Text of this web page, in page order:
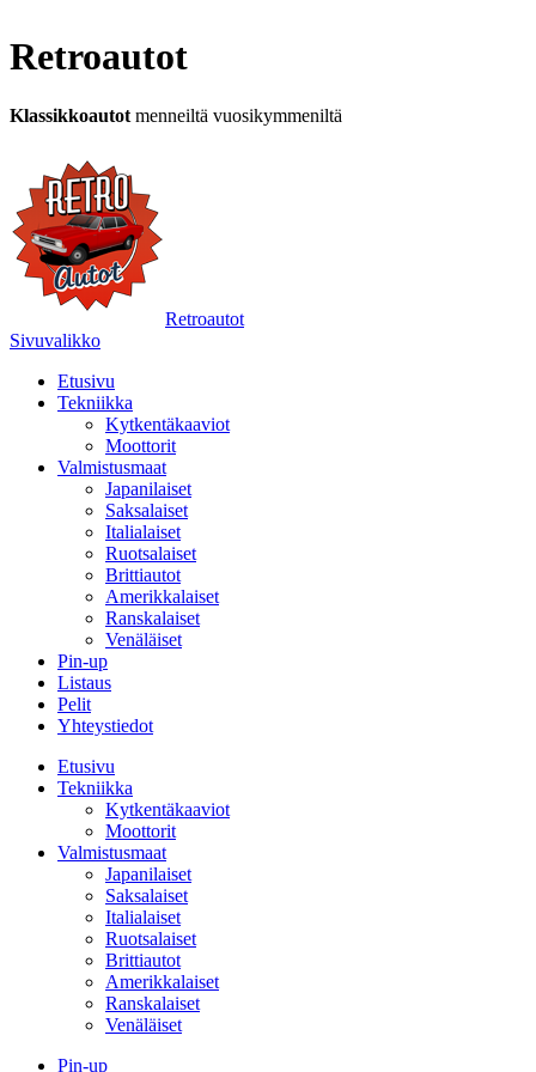
Retroautot
Klassikkoautot menneiltä vuosikymmeniltä
Retroautot
Sivuvalikko
Etusivu
Tekniikka
Kytkentäkaaviot
Moottorit
Valmistusmaat
Japanilaiset
Saksalaiset
Italialaiset
Ruotsalaiset
Brittiautot
Amerikkalaiset
Ranskalaiset
Venäläiset
Pin-up
Listaus
Pelit
Yhteystiedot
Etusivu
Tekniikka
Kytkentäkaaviot
Moottorit
Valmistusmaat
Japanilaiset
Saksalaiset
Italialaiset
Ruotsalaiset
Brittiautot
Amerikkalaiset
Ranskalaiset
Venäläiset
Pin-up